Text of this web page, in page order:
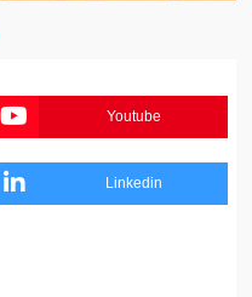
Youtube
Linkedin